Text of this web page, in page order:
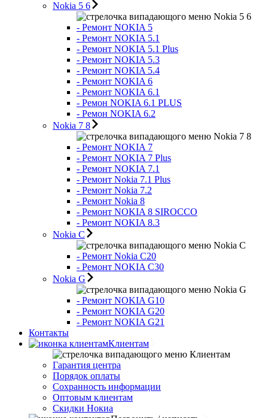
Nokia 5 6
Nokia 5 6
- Ремонт NOKIA 5
- Ремонт NOKIA 5.1
- Ремонт NOKIA 5.1 Plus
- Ремонт NOKIA 5.3
- Ремонт NOKIA 5.4
- Ремонт NOKIA 6
- Ремонт NOKIA 6.1
- Ремон NOKIA 6.1 PLUS
- Ремон NOKIA 6.2
Nokia 7 8
Nokia 7 8
- Ремонт NOKIA 7
- Ремонт NOKIA 7 Plus
- Ремонт NOKIA 7.1
- Ремонт Nokia 7.1 Plus
- Ремонт Nokia 7.2
- Ремонт Nokia 8
- Ремонт NOKIA 8 SIROCCO
- Ремонт NOKIA 8.3
Nokia C
Nokia C
- Ремонт Nokia С20
- Ремонт NOKIA C30
Nokia G
Nokia G
- Ремонт NOKIA G10
- Ремонт NOKIA G20
- Ремонт NOKIA G21
Контакты
Клиентам
Клиентам
Гарантия центра
Порядок оплаты
Сохранность информации
Оптовым клиентам
Скидки Нокиа